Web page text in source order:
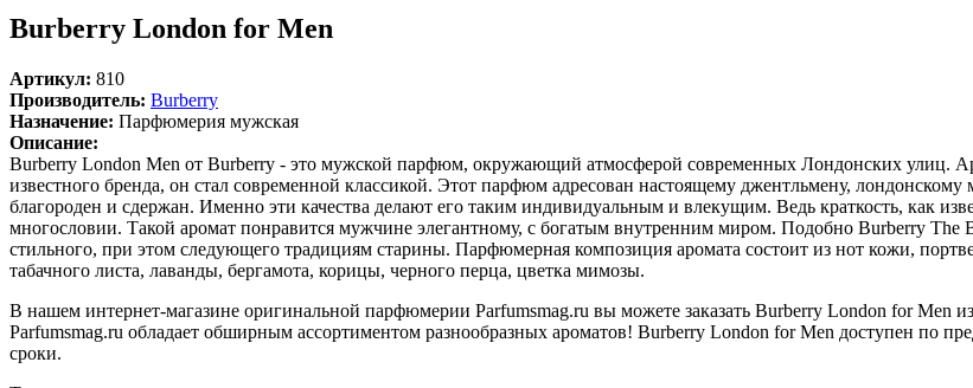
Burberry London for Men
Артикул: 810
Производитель: Burberry
Назначение: Парфюмерия мужская
Описание:
Burberry London Men от Burberry - это мужской парфюм, окружающий атмосферой современных Лондонских улиц.
известного бренда, он стал современной классикой. Этот парфюм адресован настоящему джентльмену,
благороден и сдержан. Именно эти качества делают его таким индивидуальным и влекущим. Ведь краткость, как
многословии. Такой аромат понравится мужчине элегантному, с богатым внутренним миром. Подобно Burberry The
стильного, при этом следующего традициям старины. Парфюмерная композиция аромата состоит из нот кожи,
табачного листа, лаванды, бергамота, корицы, черного перца, цветка мимозы.
В нашем интернет-магазине оригинальной парфюмерии Parfumsmag.ru вы можете заказать Burberry London for
Parfumsmag.ru обладает обширным ассортиментом разнообразных ароматов! Burberry London for Men доступен по
сроки.